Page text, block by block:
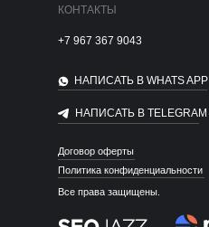
Политика конфиденциальности
Договор оферты
Все права защищены.
+7 967 367 9043
НАПИСАТЬ В TELEGRAM
НАПИСАТЬ В WHATS APP
КОНТАКТЫ